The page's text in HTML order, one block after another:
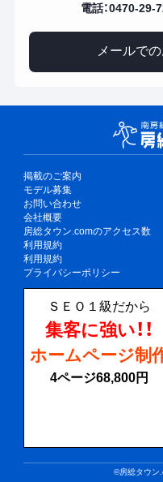
電話：0470-29-
メールで
掲載のご案内
モデル募集
お問い合わせ
会社概要
房総タウン.comのアクセス数
利用規約
利用規約
プライバシーポリシー
ＳＥＯ１級だから
集客に強い！！
ホームページ制
4ページ68,800円
©房総タウン